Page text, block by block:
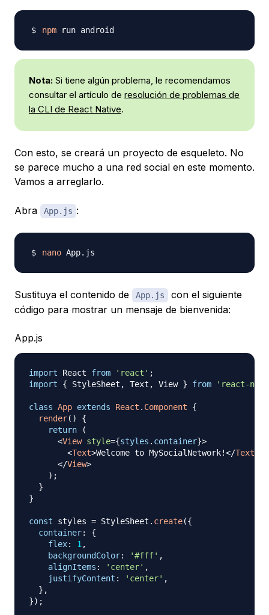
npm
Nota: Si tiene algún problema, le recomendamos
consultar el artículo de resolución de problemas de
la CLI de React Native.
Con esto, se creará un proyecto de esqueleto. No
se parece mucho a una red social en este momento.
Vamos a arreglarlo.
Abra App.js :
nano
Sustituya el contenido de App.js
con el siguiente
código para mostrar un mensaje de bienvenida:
App.js
import React from 'react' ;
import
{ StyleSheet , Text , View } from 'react-
class App extends React . Component
{
render( )
{
return
(
<View style={styles . container}>
<Text>Welcome to MySocialNetwork!</Text
</View>
) ;
}
}
const styles = StyleSheet . create({
container:
{
flex: 1,
backgroundColor: '#fff' ,
alignItems : 'center' ,
justifyContent : 'center' ,
} ,
}) ;